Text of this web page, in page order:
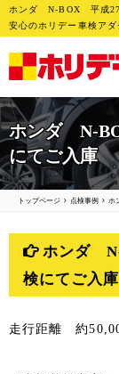
ホンダ N-BOX 平成27
安心のホリデー車検アダ
ホンダ N-
にてご入庫
トップページ 点検事例 ホ
ホンダ
検にてご入
走行距離 約